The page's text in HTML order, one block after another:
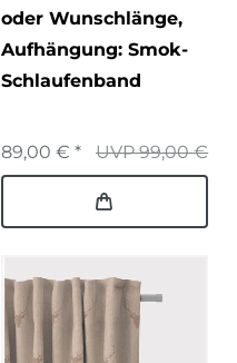
oder Wunschlänge,
Aufhängung: Smok-
Schlaufenband
UVP 99,00 €
89,00 € *